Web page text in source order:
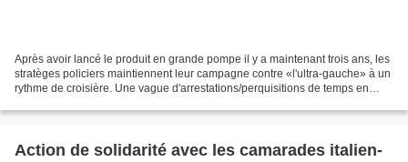
Après avoir lancé le produit en grande pompe il y a maintenant trois ans, les
stratèges policiers maintiennent leur campagne contre «l'ultra-gauche» à un
rythme de croisière. Une vague d'arrestations/perquisitions de temps en
Action de solidarité avec les camarades italien-